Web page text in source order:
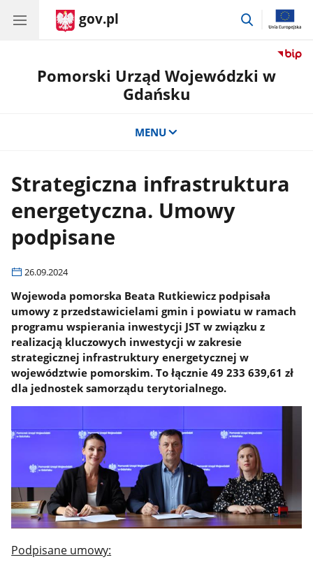
gov.pl
przejdź
Pomorski Urząd Wojewódzki w
Gdańsku
MENU
Strategiczna infrastruktura
energetyczna. Umowy
podpisane
26.09.2024
Wojewoda pomorska Beata Rutkiewicz podpisała
umowy z przedstawicielami gmin i powiatu w ramach
programu wspierania inwestycji JST w związku z
realizacją kluczowych inwestycji w zakresie
strategicznej infrastruktury energetycznej w
województwie pomorskim. To łącznie 49 233 639,61 zł
dla jednostek samorządu terytorialnego.
Podpisane umowy: